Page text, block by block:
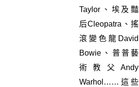
Taylor、埃及豔
后Cleopatra、搖
滾變色龍David
Bowie、普普藝
術教父Andy
Warhol……這些